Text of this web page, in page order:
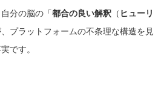
分の脳の「都合の良い解釈 （ ヒューリ
プラットフォームの不条理な構造を見
です。